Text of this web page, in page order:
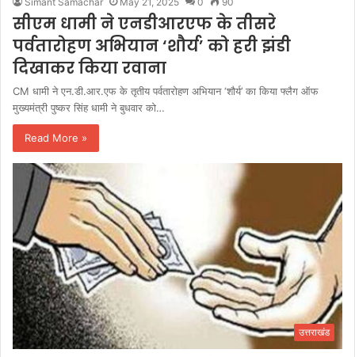
सीएम धामी ने एनडीआरएफ के तीसरे
पर्वतारोहण अभियान ‘शौर्य’ को हरी झंडी
दिखाकर किया रवाना
CM धामी ने एन.डी.आर.एफ के तृतीय पर्वतारोहण अभियान ‘शौर्य’ का किया फ्लैग ऑफ
मुख्यमंत्री पुष्कर सिंह धामी ने बुधवार को…
Read More »
उत्तराखंड